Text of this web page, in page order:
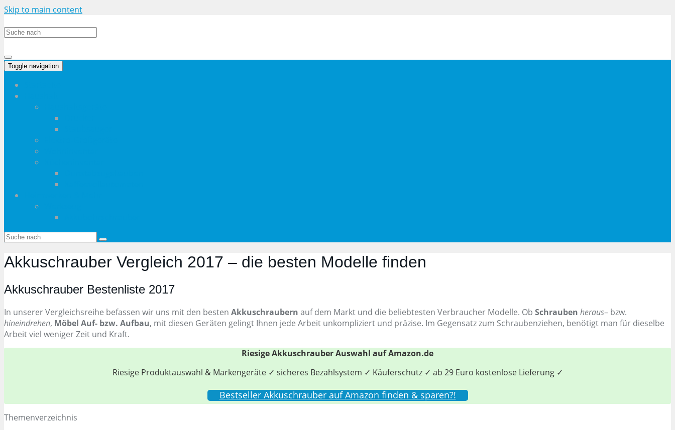
Skip to main content
Toggle navigation
Akkuschrauber Vergleich 2017 – die besten Modelle finden
Akkuschrauber Bestenliste 2017
In unserer Vergleichsreihe befassen wir uns mit den besten Akkuschraubern auf dem Markt und die beliebtesten Verbraucher Modelle. Ob Schrauben heraus– bzw.
hineindrehen, Möbel Auf- bzw. Aufbau, mit diesen Geräten gelingt Ihnen jede Arbeit unkompliziert und präzise. Im Gegensatz zum Schraubenziehen, benötigt man für dieselbe
Arbeit viel weniger Zeit und Kraft.
Riesige Akkuschrauber Auswahl auf Amazon.de
Riesige Produktauswahl & Markengeräte ✓ sicheres Bezahlsystem ✓ Käuferschutz ✓ ab 29 Euro kostenlose Lieferung ✓
Bestseller Akkuschrauber auf Amazon finden & sparen?!
Themenverzeichnis